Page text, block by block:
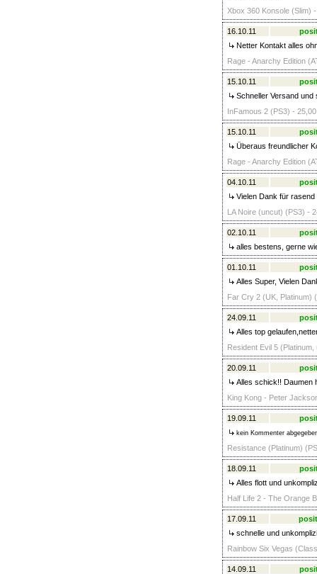
Xbox 360 Konsole (Slim)
16.10.11
Netter Kontakt alles
Rage - Anarchy Edition
15.10.11
Schneller Versand
InFamous 2 (PS3) -
15.10.11
Überaus freundlicher
Rage - Anarchy Edition
04.10.11
Vielen Dank für
LA Noire (uncut) (PS3) -
02.10.11
alles bestens, gerne
01.10.11
Alles Super, Vielen
Far Cry 2 (UK, Platinum)
24.09.11
Alles top
Resident Evil 5
20.09.11
Alles schick!! Daumen
King Kong - Peter
19.09.11
kein Kommenter
Resistance (Platinum)
18.09.11
Alles flott und
Half Life 2 - The Orange
17.09.11
schnelle und
Rainbow Six Vegas
14.09.11